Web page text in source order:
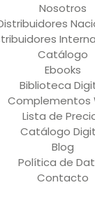
Nosotros
Catálogo
Ebooks
Biblioteca
Complementos
Lista de
Catálogo
Blog
Política de
Contacto